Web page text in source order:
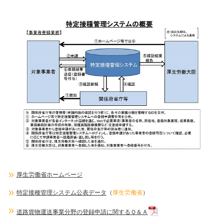
厚生労働省ホームページ
特定接種管理システム公表データ （ 厚生労働省）
道路貨物運送事業分野の登録申請に関するＱ＆Ａ